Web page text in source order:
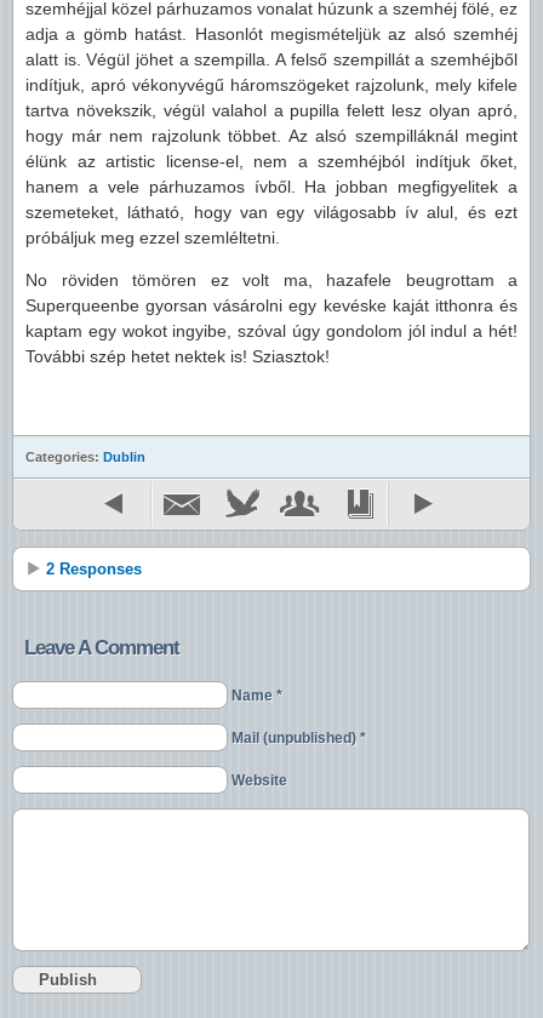
szemhéjjal közel párhuzamos vonalat húzunk a szemhéj fölé, ez
adja a gömb hatást. Hasonlót megismételjük az alsó szemhéj
alatt is. Végül jöhet a szempilla. A felső szempillát a szemhéjből
indítjuk, apró vékonyvégű háromszögeket rajzolunk, mely kifele
tartva növekszik, végül valahol a pupilla felett lesz olyan apró,
hogy már nem rajzolunk többet. Az alsó szempilláknál megint
élünk az artistic license-el, nem a szemhéjból indítjuk őket,
hanem a vele párhuzamos ívből. Ha jobban megfigyelitek a
szemeteket, látható, hogy van egy világosabb ív alul, és ezt
próbáljuk meg ezzel szemléltetni.
No röviden tömören ez volt ma, hazafele beugrottam a
Superqueenbe gyorsan vásárolni egy kevéske kaját itthonra és
kaptam egy wokot ingyibe, szóval úgy gondolom jól indul a hét!
További szép hetet nektek is! Sziasztok!
Categories: Dublin
2 Responses
Leave A Comment
Name *
Mail (unpublished) *
Website